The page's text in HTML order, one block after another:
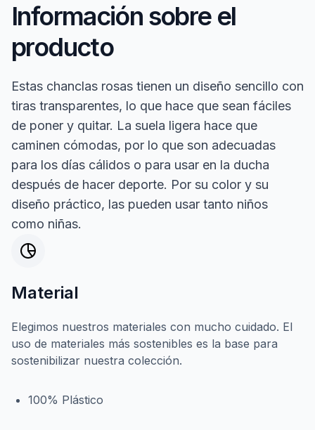
Información sobre el
producto
Estas chanclas rosas tienen un diseño sencillo con
tiras transparentes, lo que hace que sean fáciles
de poner y quitar. La suela ligera hace que
caminen cómodas, por lo que son adecuadas
para los días cálidos o para usar en la ducha
después de hacer deporte. Por su color y su
diseño práctico, las pueden usar tanto niños
como niñas.
Material
Elegimos nuestros materiales con mucho cuidado. El
uso de materiales más sostenibles es la base para
sostenibilizar nuestra colección.
100% Plástico